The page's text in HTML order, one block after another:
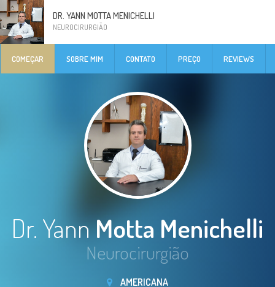
DR. YANN MOTTA MENICHELLI
NEUROCIRURGIÃO
COMEÇAR SOBRE MIM CONTATO PREÇO REVIEWS
Dr. YannMotta Menichelli
Neurocirurgião
AMERICANA